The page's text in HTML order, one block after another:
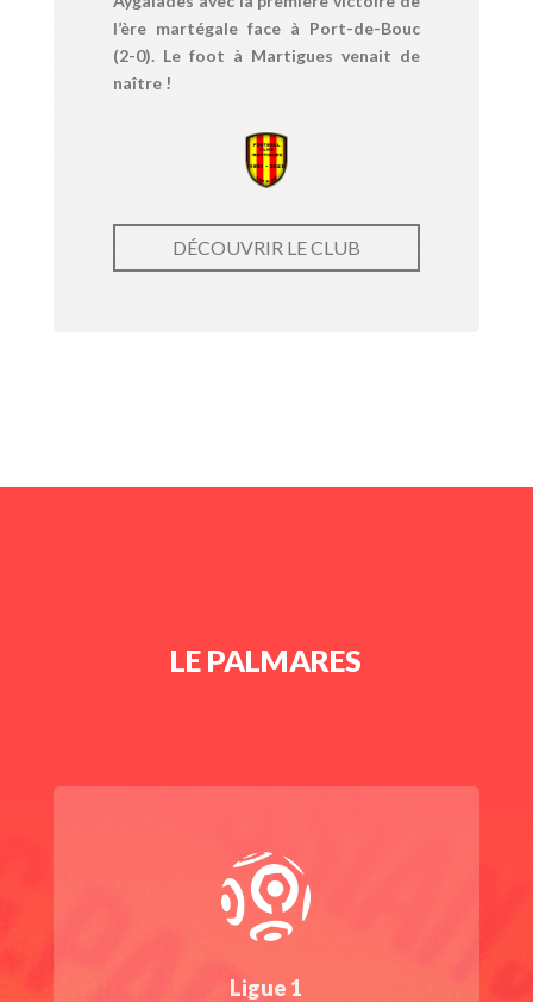
l’ère martégale face à Port-de-Bouc
(2-0). Le foot à Martigues venait de
naître !
DÉCOUVRIR LE CLUB
LE PALMARES
Ligue 1